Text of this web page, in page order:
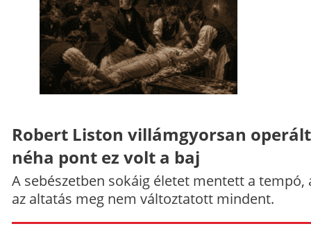
Robert Liston villámgyorsan
néha pont ez volt a baj
A sebészetben sokáig életet mentett a tempó,
az altatás meg nem változtatott mindent.